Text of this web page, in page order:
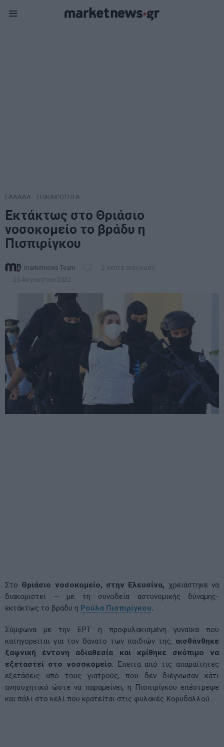
ΕΛΛΑΔΑ ΕΠΙΚΑΙΡΟΤΗΤΑ
Εκτάκτως στο Θριάσιο
νοσοκομείο το βράδυ η
Πισπιρίγκου
marketnews Team
2 λεπτά ανάγνωση
25 Αυγούστου 2022
Στο Θριάσιο νοσοκομείο, στην Ελευσίνα, χρειάστηκε να
διακομιστεί – με τη συνοδεία αστυνομικής δύναμης-
εκτάκτως το βράδυ η Ρούλα Πισπιρίγκου.
Σύμφωνα με την ΕΡΤ η προφυλακισμένη γυναίκα που
κατηγορείται για τον θάνατο των παιδιών της, αισθάνθηκε
ξαφνική έντονη αδιαθεσία και κρίθηκε σκόπιμο να
εξεταστεί στο νοσοκομείο. Επειτα από τις απαραίτητες
εξετάσεις από τους γιατρούς, που δεν διέγνωσαν κάτι
ανησυχητικό ώστε να παραμείνει, η Πισπιρίγκου επέστρεψε
και πάλι στο κελί που κρατείται στις φυλακές Κορυδαλλού.